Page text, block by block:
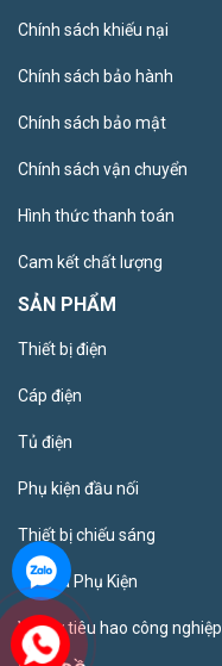
Chính sách khiếu nại
Chính sách bảo hành
Chính sách bảo mật
Chính sách vận chuyển
Hình thức thanh toán
Cam kết chất lượng
SẢN PHẨM
Thiết bị điện
Cáp điện
Tủ điện
Phụ kiện đầu nối
Thiết bị chiếu sáng
Ống và Phụ Kiện
Vật tư tiêu hao công nghiệp